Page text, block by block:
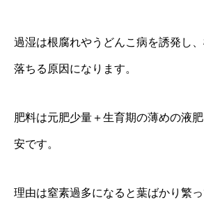
過湿は根腐れやうどんこ病を誘発し
落ちる原因になります。
肥料は元肥少量＋生育期の薄めの液
安です。
理由は窒素過多になると葉ばかり繁